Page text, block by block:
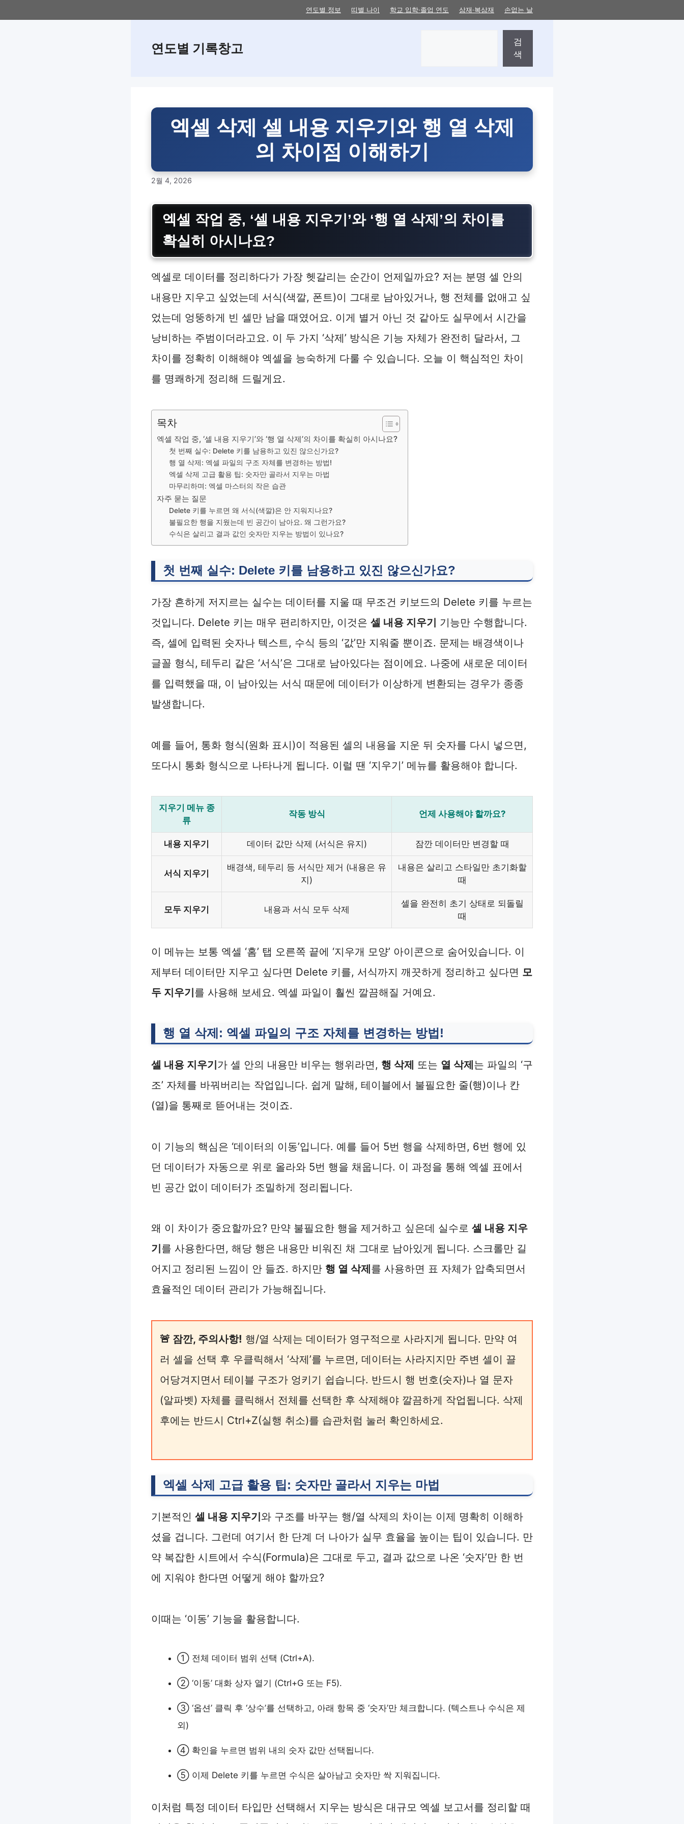
to
연도별 정보 띠별 나이 학교 입학·졸업 연도 삼재·복삼재 손없는 날
연도별 기록창고
검
색
엑셀 삭제 셀 내용 지우기와 행 열 삭제
의 차이점 이해하기
2월 4, 2026
엑셀 작업 중, ‘셀 내용 지우기’와 ‘행 열 삭제’의 차이를
확실히 아시나요?
엑셀로 데이터를 정리하다가 가장 헷갈리는 순간이 언제일까요? 저는 분명 셀 안의
내용만 지우고 싶었는데 서식(색깔, 폰트)이 그대로 남아있거나, 행 전체를 없애고 싶
었는데 엉뚱하게 빈 셀만 남을 때였어요. 이게 별거 아닌 것 같아도 실무에서 시간을
낭비하는 주범이더라고요. 이 두 가지 ‘삭제’ 방식은 기능 자체가 완전히 달라서, 그
차이를 정확히 이해해야 엑셀을 능숙하게 다룰 수 있습니다. 오늘 이 핵심적인 차이
를 명쾌하게 정리해 드릴게요.
목차
엑셀 작업 중, ‘셀 내용 지우기’와 ‘행 열 삭제’의 차이를 확실히 아시나요?
첫 번째 실수: Delete 키를 남용하고 있진 않으신가요?
행 열 삭제: 엑셀 파일의 구조 자체를 변경하는 방법!
엑셀 삭제 고급 활용 팁: 숫자만 골라서 지우는 마법
마무리하며: 엑셀 마스터의 작은 습관
자주 묻는 질문
Delete 키를 누르면 왜 서식(색깔)은 안 지워지나요?
불필요한 행을 지웠는데 빈 공간이 남아요. 왜 그런가요?
수식은 살리고 결과 값인 숫자만 지우는 방법이 있나요?
첫 번째 실수: Delete 키를 남용하고 있진 않으신가요?
가장 흔하게 저지르는 실수는 데이터를 지울 때 무조건 키보드의 Delete 키를 누르는
것입니다. Delete 키는 매우 편리하지만, 이것은 셀 내용 지우기 기능만 수행합니다.
즉, 셀에 입력된 숫자나 텍스트, 수식 등의 ‘값’만 지워줄 뿐이죠. 문제는 배경색이나
글꼴 형식, 테두리 같은 ‘서식’은 그대로 남아있다는 점이에요. 나중에 새로운 데이터
를 입력했을 때, 이 남아있는 서식 때문에 데이터가 이상하게 변환되는 경우가 종종
발생합니다.
예를 들어, 통화 형식(원화 표시)이 적용된 셀의 내용을 지운 뒤 숫자를 다시 넣으면,
또다시 통화 형식으로 나타나게 됩니다. 이럴 땐 ‘지우기’ 메뉴를 활용해야 합니다.
지우기 메뉴 종
류
작동 방식 언제 사용해야 할까요?
내용 지우기 데이터 값만 삭제 (서식은 유지) 잠깐 데이터만 변경할 때
서식 지우기
배경색, 테두리 등 서식만 제거 (내용은 유
지)
내용은 살리고 스타일만 초기화할
때
모두 지우기 내용과 서식 모두 삭제
셀을 완전히 초기 상태로 되돌릴
때
이 메뉴는 보통 엑셀 ‘홈’ 탭 오른쪽 끝에 ‘지우개 모양’ 아이콘으로 숨어있습니다. 이
제부터 데이터만 지우고 싶다면 Delete 키를, 서식까지 깨끗하게 정리하고 싶다면 모
두 지우기를 사용해 보세요. 엑셀 파일이 훨씬 깔끔해질 거예요.
행 열 삭제: 엑셀 파일의 구조 자체를 변경하는 방법!
셀 내용 지우기가 셀 안의 내용만 비우는 행위라면, 행 삭제 또는 열 삭제는 파일의 ‘구
조’ 자체를 바꿔버리는 작업입니다. 쉽게 말해, 테이블에서 불필요한 줄(행)이나 칸
(열)을 통째로 뜯어내는 것이죠.
이 기능의 핵심은 ‘데이터의 이동’입니다. 예를 들어 5번 행을 삭제하면, 6번 행에 있
던 데이터가 자동으로 위로 올라와 5번 행을 채웁니다. 이 과정을 통해 엑셀 표에서
빈 공간 없이 데이터가 조밀하게 정리됩니다.
왜 이 차이가 중요할까요? 만약 불필요한 행을 제거하고 싶은데 실수로 셀 내용 지우
기를 사용한다면, 해당 행은 내용만 비워진 채 그대로 남아있게 됩니다. 스크롤만 길
어지고 정리된 느낌이 안 들죠. 하지만 행 열 삭제를 사용하면 표 자체가 압축되면서
효율적인 데이터 관리가 가능해집니다.
🚨 잠깐, 주의사항! 행/열 삭제는 데이터가 영구적으로 사라지게 됩니다. 만약 여
러 셀을 선택 후 우클릭해서 ‘삭제’를 누르면, 데이터는 사라지지만 주변 셀이 끌
어당겨지면서 테이블 구조가 엉키기 쉽습니다. 반드시 행 번호(숫자)나 열 문자
(알파벳) 자체를 클릭해서 전체를 선택한 후 삭제해야 깔끔하게 작업됩니다. 삭제
후에는 반드시 Ctrl+Z(실행 취소)를 습관처럼 눌러 확인하세요.
엑셀 삭제 고급 활용 팁: 숫자만 골라서 지우는 마법
기본적인 셀 내용 지우기와 구조를 바꾸는 행/열 삭제의 차이는 이제 명확히 이해하
셨을 겁니다. 그런데 여기서 한 단계 더 나아가 실무 효율을 높이는 팁이 있습니다. 만
약 복잡한 시트에서 수식(Formula)은 그대로 두고, 결과 값으로 나온 ‘숫자’만 한 번
에 지워야 한다면 어떻게 해야 할까요?
이때는 ‘이동’ 기능을 활용합니다.
① 전체 데이터 범위 선택 (Ctrl+A).
② ‘이동’ 대화 상자 열기 (Ctrl+G 또는 F5).
③ ‘옵션’ 클릭 후 ‘상수’를 선택하고, 아래 항목 중 ‘숫자’만 체크합니다. (텍스트나 수식은 제
외)
④ 확인을 누르면 범위 내의 숫자 값만 선택됩니다.
⑤ 이제 Delete 키를 누르면 수식은 살아남고 숫자만 싹 지워집니다.
이처럼 특정 데이터 타입만 선택해서 지우는 방식은 대규모 엑셀 보고서를 정리할 때